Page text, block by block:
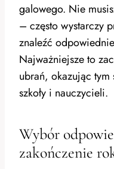
galowego. Nie
– często wystarczy
znaleźć
Najważniejsze to
ubrań, okazując tym
szkoły i nauczycieli.
Wybór
zakończenie